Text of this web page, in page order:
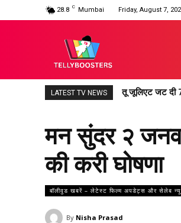
28.8 C Mumbai Friday, August 7,
LATEST TV NEWS तू जूलिएट जट दी
मन सुंदर २
की करी घोषणा
बॉलीवुड खबरें – लेटेस्ट फिल्म अपडेट्स और सेलेब
By Nisha Prasad